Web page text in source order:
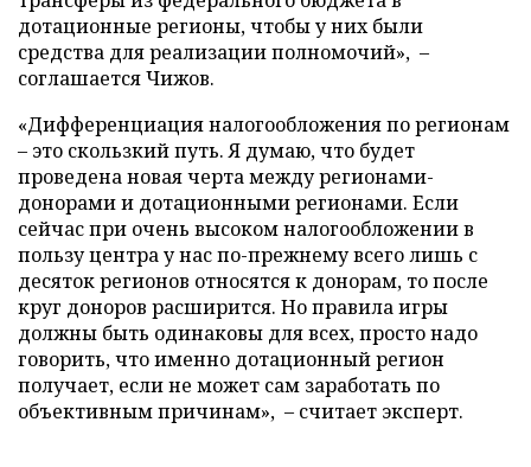
дотационные регионы, чтобы у них были
средства для реализации полномочий», –
соглашается Чижов.
«Дифференциация налогообложения по регионам
– это скользкий путь. Я думаю, что будет
проведена новая черта между регионами-
донорами и дотационными регионами. Если
сейчас при очень высоком налогообложении в
пользу центра у нас по-прежнему всего лишь с
десяток регионов относятся к донорам, то после
круг доноров расширится. Но правила игры
должны быть одинаковы для всех, просто надо
говорить, что именно дотационный регион
получает, если не может сам заработать по
объективным причинам», – считает эксперт.